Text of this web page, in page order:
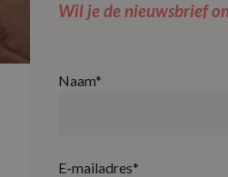
Wil je de nieuwsbrief
Naam*
E-mailadres*